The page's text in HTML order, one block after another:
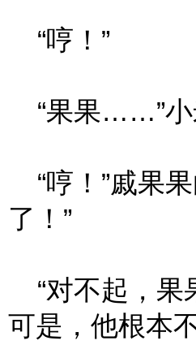
“哼！”
“果果……”小
“哼！”戚果
了！”
“对不起，果
可是，他根本